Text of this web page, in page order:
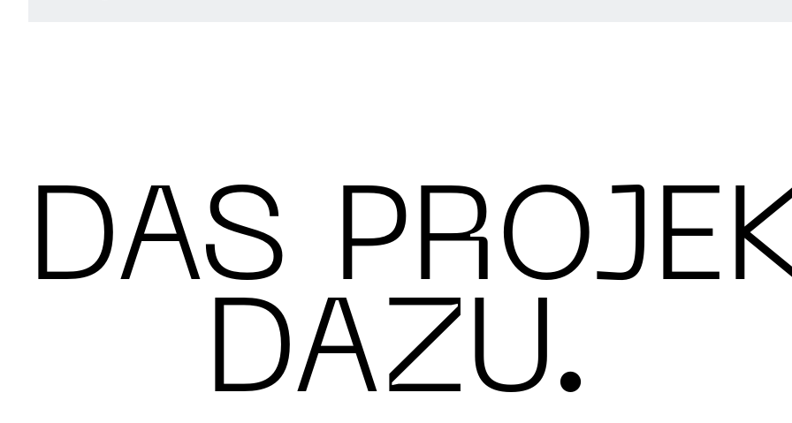
DAS
DAZU.